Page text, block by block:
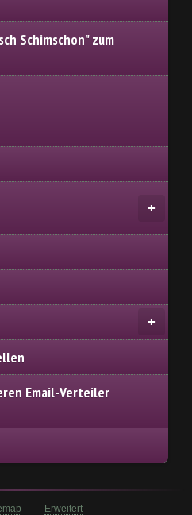
Schimschon" zum
Email-Verteiler
Erweitert